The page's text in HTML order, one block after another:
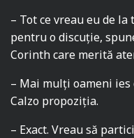
– Tot ce vreau eu de
pentru o discuție,
Corinth care merită
– Mai mulți oameni
Calzo propoziția.
– Exact. Vreau să